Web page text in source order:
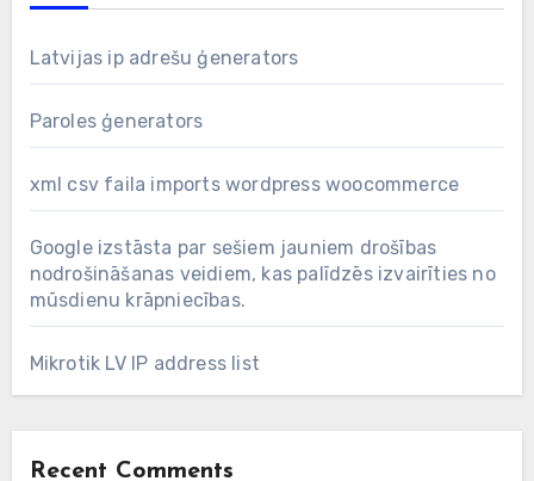
Latvijas ip adrešu ģenerators
Paroles ģenerators
xml csv faila imports wordpress woocommerce
Google izstāsta par sešiem jauniem drošības
nodrošināšanas veidiem, kas palīdzēs izvairīties no
mūsdienu krāpniecības.
Mikrotik LV IP address list
Recent Comments